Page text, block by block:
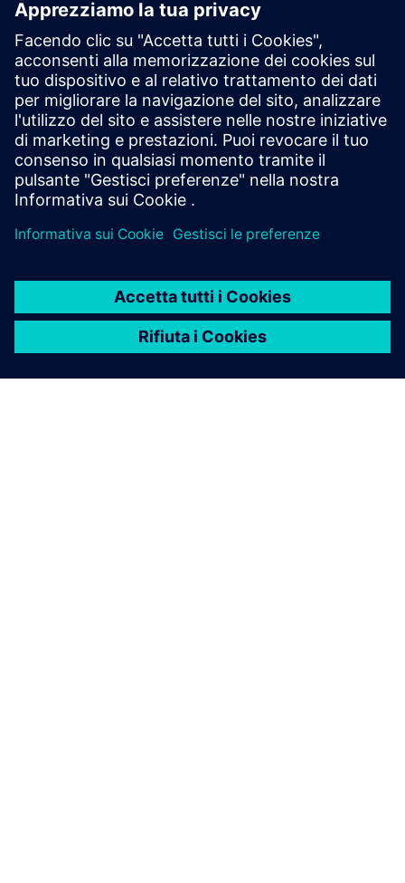
6E iBHMS for Batteries
Il monitoraggio continuo dell'UPS e dello stato della
batteria è fondamentale per qualsiasi entità/organizzazione
ad alta intensità energetica. 6E iBHMS fornisce informazioni
uniche sullo stato del sistema UPS e dei blocchi batter...
Scopri di più